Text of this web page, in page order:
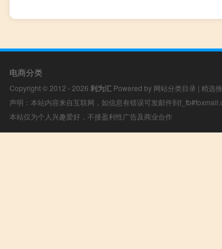
电商分类
Copyright © 2012 - 2026 利为汇 Powered by 网站分类目录 | 精选
声明：本站内容来自互联网，如信息有错误可发邮件到
本站仅为个人兴趣爱好，不接盈利性广告及商业合作